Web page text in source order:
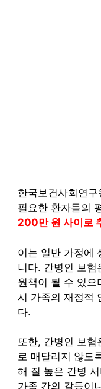
한국보건사회연
필요한 환자들의
200만 원 사이로
이는 일반 가정에
니다. 간병인 보험
원책이 될 수 있으
시 가족의 재정적
다.
또한, 간병인 보험
로 매달리지 않도
해 질 높은 간병
가족 간의 갈등이